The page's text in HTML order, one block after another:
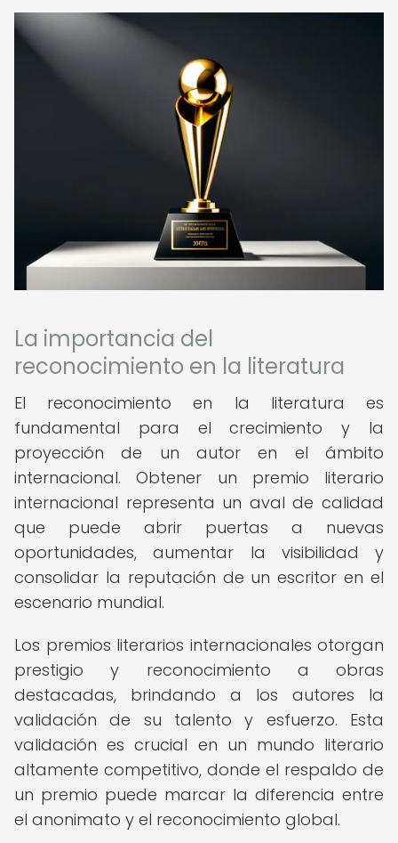
La importancia del
reconocimiento en la literatura
El reconocimiento en la literatura es
fundamental para el crecimiento y la
proyección de un autor en el ámbito
internacional. Obtener un premio literario
internacional representa un aval de calidad
que puede abrir puertas a nuevas
oportunidades, aumentar la visibilidad y
consolidar la reputación de un escritor en el
escenario mundial.
Los premios literarios internacionales otorgan
prestigio y reconocimiento a obras
destacadas, brindando a los autores la
validación de su talento y esfuerzo. Esta
validación es crucial en un mundo literario
altamente competitivo, donde el respaldo de
un premio puede marcar la diferencia entre
el anonimato y el reconocimiento global.